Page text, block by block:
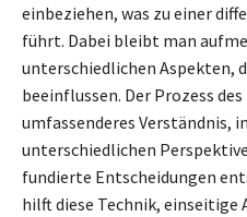
einbeziehen, was zu einer
führt. Dabei bleibt man
unterschiedlichen Aspekten,
beeinflussen. Der Prozess
umfassenderes Verständnis,
unterschiedlichen
fundierte Entscheidungen
hilft diese Technik,